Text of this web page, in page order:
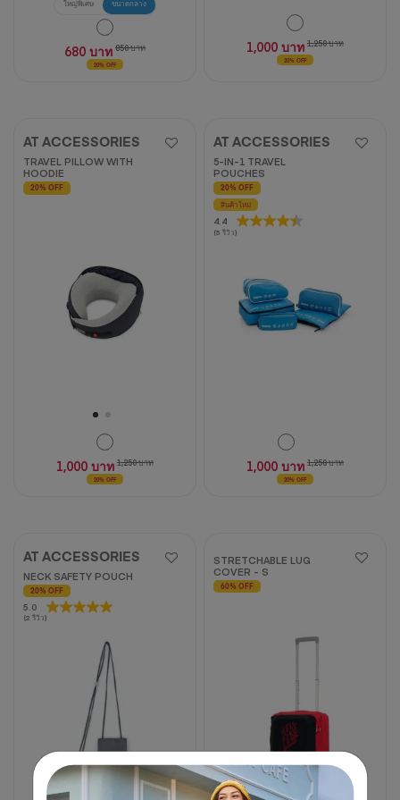
ใหญ่พิเศษ ขนาดกลาง
680 บาท 850 บาท
20% OFF
1,000 บาท 1,250 บาท
20% OFF
AT ACCESSORIES
TRAVEL PILLOW WITH
HOODIE
20% OFF
1,000 บาท 1,250 บาท
20% OFF
AT ACCESSORIES
5-IN-1 TRAVEL
POUCHES
20% OFF
สินค้าใหม่
4.4
(5 รีวิว)
4.4
จาก
วิจารณ์
1,000 บาท 1,250 บาท
20% OFF
AT ACCESSORIES
NECK SAFETY POUCH
20% OFF
5.0
(2 รีวิว)
5.0
จาก
STRETCHABLE LUG
COVER - S
60% OFF